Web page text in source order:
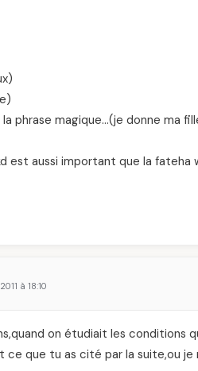
phrase magique…(je donne ma
est aussi important que la fateha
à 18:10
on étudiait les conditions
ce que tu as cité par la suite,ou